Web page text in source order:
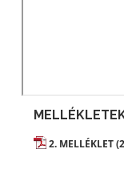
2. MELLÉKLET